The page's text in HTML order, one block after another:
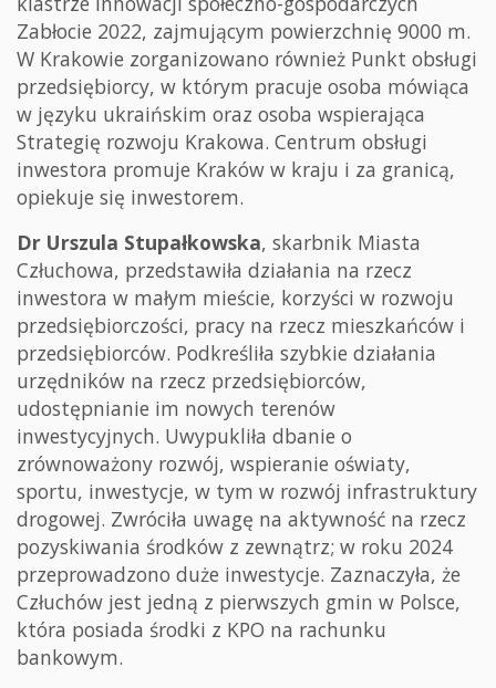
Zabłocie 2022, zajmującym powierzchnię 9000 m.
W Krakowie zorganizowano również Punkt obsługi
przedsiębiorcy, w którym pracuje osoba mówiąca
w języku ukraińskim oraz osoba wspierająca
Strategię rozwoju Krakowa. Centrum obsługi
inwestora promuje Kraków w kraju i za granicą,
opiekuje się inwestorem.
Dr Urszula Stupałkowska, skarbnik Miasta
Człuchowa, przedstawiła działania na rzecz
inwestora w małym mieście, korzyści w rozwoju
przedsiębiorczości, pracy na rzecz mieszkańców i
przedsiębiorców. Podkreśliła szybkie działania
urzędników na rzecz przedsiębiorców,
udostępnianie im nowych terenów
inwestycyjnych. Uwypukliła dbanie o
zrównoważony rozwój, wspieranie oświaty,
sportu, inwestycje, w tym w rozwój infrastruktury
drogowej. Zwróciła uwagę na aktywność na rzecz
pozyskiwania środków z zewnątrz; w roku 2024
przeprowadzono duże inwestycje. Zaznaczyła, że
Człuchów jest jedną z pierwszych gmin w Polsce,
która posiada środki z KPO na rachunku
bankowym.